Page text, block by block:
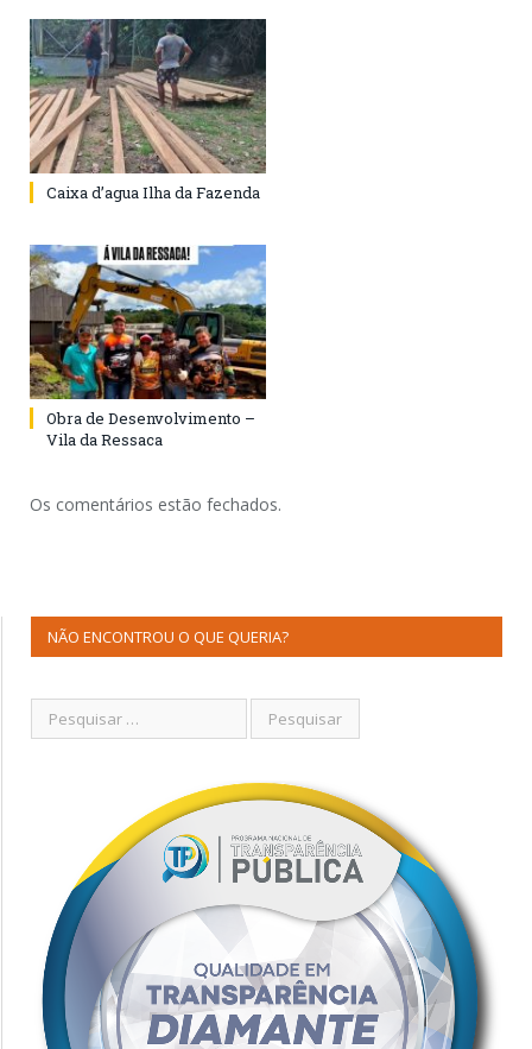
Caixa d’agua Ilha da Fazenda
Obra de Desenvolvimento –
Vila da Ressaca
Os comentários estão fechados.
NÃO ENCONTROU O QUE QUERIA?